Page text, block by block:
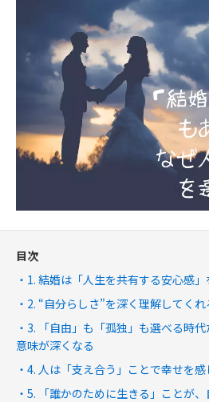
目次
1. 結婚は「人生を共有する安心感
2. “自分らしさ”を深く理解してく
3. 「自由」も「孤独」も選べる時
意味が深くなる
4. 人は「支え合う」ことで幸せを
5. 「誰かのために生きる」ことが